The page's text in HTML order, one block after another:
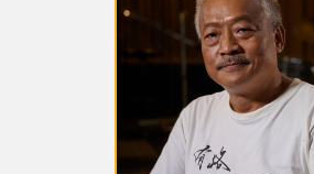
音樂人口述歷史